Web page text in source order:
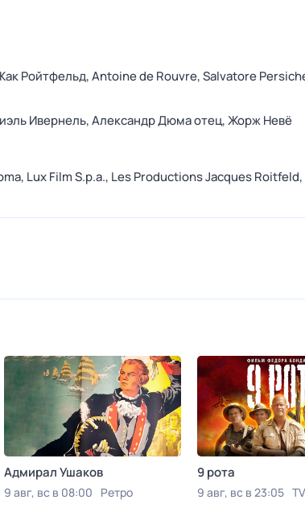
Ройтфельд,Antoine de Rouvre,Salvatore
Ивернель,Александр Дюма отец,Жорж Невё
Lux Film S.p.a., Les Productions Jacques Roitfeld,
Адмирал Ушаков
9 авг, вс в 08:00 Ретро
9 рота
9 авг, вс в 23:05